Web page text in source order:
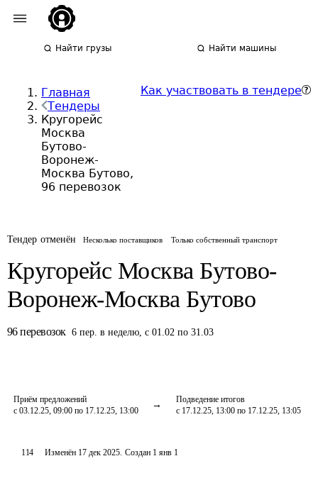
Найти грузы Найти машины
Главная
Тендеры
Кругорейс
Москва
Бутово-
Воронеж-
Москва Бутово,
96 перевозок
Как участвовать в тендере
Тендер отменён Несколько поставщиков Только собственный транспорт
Кругорейс Москва Бутово-
Воронеж-Москва Бутово
96 перевозок 6 пер. в неделю, с 01.02 по 31.03
Приём предложений
с 03.12.25, 09:00 по 17.12.25, 13:00
Подведение итогов
с 17.12.25, 13:00 по 17.12.25, 13:05
114 Изменён 17 дек 2025. Создан 1 янв 1